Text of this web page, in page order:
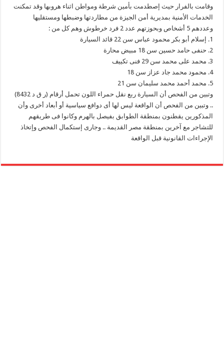
وقامت بالفرار حيث إصطدمت بأمين شرطة ومواطن اثناء هروبها وقد تمكنت
الخدمات الأمنية بمديرية أمن الجيزة من مطاردتها وضبطها ومستقليها
وعددهم 5 أشخاص وبحوزتهم عدد 2 فرد خرطوش وهم كل من :
1. إسلام أبو بكر محمود عباس سن 22 قائد السيارة
2. حنفى حامد حسين سن 18 مبيض محارة
3. محمد على محمد سن 29 فنى تكييف
4. محمود محمد جاد عزاز سن 18
5. محمد أحمد محمد سليمان سن 21
وتبين من الفحص أن السيارة ربع نقل حمراء اللون تحمل أرقام (ر ق د 8432)
.. وتبين من الفحص أن الواقعة ليس لها أى دوافع سياسية أو أبعاد أخرى وأن
المذكورين يقطنون بمنطقة الطوابق بفيصل بالهرم وكانوا فى طريقهم
للتشاجر مع آخرين بمنطقة مصر القديمة .. وجارى إستكمال الفحص وإتخاذ
الإجراءات القانونية قبل الواقعة